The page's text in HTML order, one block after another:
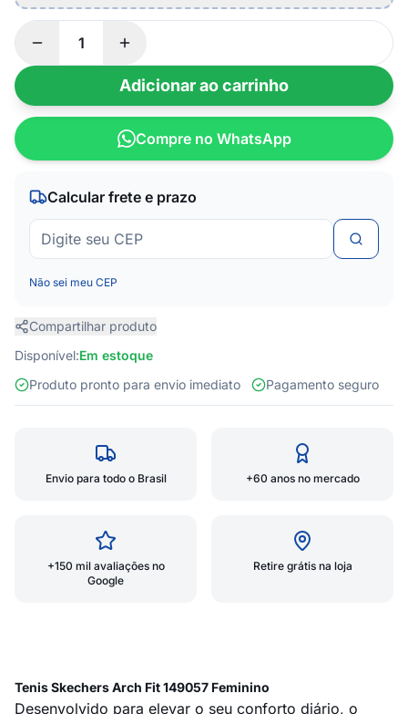
Adicionar ao carrinho
Compre no WhatsApp
Calcular frete e prazo
Não sei meu CEP
Compartilhar produto
Disponível:Em estoque
Produto pronto para envio imediato
Pagamento seguro
Envio para todo o Brasil +60 anos no mercado
+150 mil avaliações no
Google
Retire grátis na loja
Tenis Skechers Arch Fit 149057 Feminino
Desenvolvido para elevar o seu conforto diário, o